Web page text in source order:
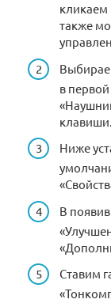
кликаем
также
в
клавиши.
Ниже
В
Ставим